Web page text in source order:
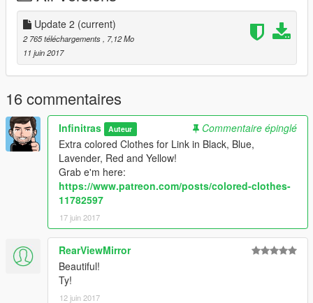
-Add the ModelName "zelda" as a non-streamed Ped
#########################
Mods used in Screenshots:
Mario Kart 8 - Hyrule Circuit by MrVicho13
https://de.gta5-mods.com/maps/mario-kart-8-hyrule-circuit
Thanks for Downloading! :)
Update 2 (current)
2 765 téléchargements
, 7,12 Mo
11 juin 2017
16 commentaires
Infinitras Auteur
Commentaire épinglé
Extra colored Clothes for Link in Black, Blue,
Lavender, Red and Yellow!
Grab e'm here:
https://www.patreon.com/posts/colored-clothes-
11782597
17 juin 2017
RearViewMirror
Beautiful!
Ty!
12 juin 2017